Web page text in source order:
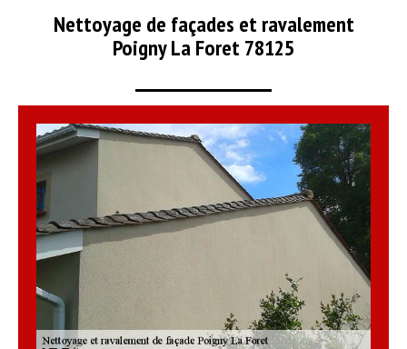
Nettoyage de façades et ravalement
Poigny La Foret 78125